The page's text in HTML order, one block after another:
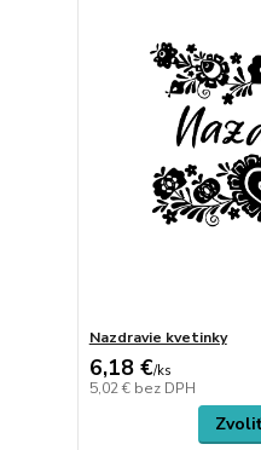
Nazdravie kvetinky
6,18 €/ks
5,02 € bez DPH